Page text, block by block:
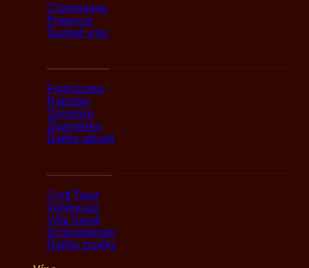
Champagne
Prosecco
Šumivé víno
Francúzsko
Rakúsko
Taliansko
Španielsko
Ďaľšie oblasti
Croft Twist
Vollereaux
Villa Sandi
Schlumberger
Ďaľšie značky